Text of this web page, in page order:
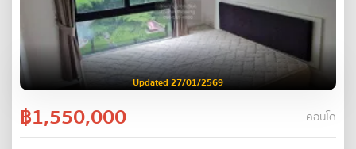
Updated 27/01/2569
฿1,550,000 คอนโด